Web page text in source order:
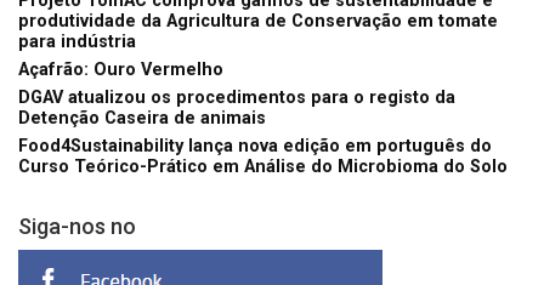
produtividade da Agricultura de Conservação em tomate
para indústria
Açafrão: Ouro Vermelho
DGAV atualizou os procedimentos para o registo da
Detenção Caseira de animais
Food4Sustainability lança nova edição em português do
Curso Teórico-Prático em Análise do Microbioma do Solo
Siga-nos no